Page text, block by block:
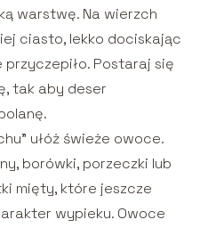
warstwę. Na wierzch
ciasto, lekko dociskając
Postaraj się
tak aby deser
ułóż świeże owoce.
borówki, porzeczki lub
mięty, które jeszcze
wypieku. Owoce